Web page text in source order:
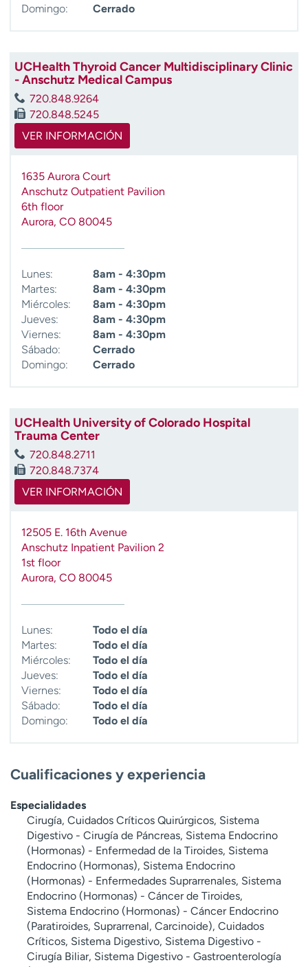
Domingo:
Cerrado
UCHealth Thyroid Cancer Multidisciplinary Clinic
- Anschutz Medical Campus
720.848.9264
720.848.5245
VER INFORMACIÓN
1635 Aurora Court
Anschutz Outpatient Pavilion
6th floor
Aurora, CO 80045
Lunes:
8am - 4:30pm
Martes:
8am - 4:30pm
Miércoles:
8am - 4:30pm
Jueves:
8am - 4:30pm
Viernes:
8am - 4:30pm
Sábado:
Cerrado
Domingo:
Cerrado
UCHealth University of Colorado Hospital
Trauma Center
720.848.2711
720.848.7374
VER INFORMACIÓN
12505 E. 16th Avenue
Anschutz Inpatient Pavilion 2
1st floor
Aurora, CO 80045
Lunes:
Todo el día
Martes:
Todo el día
Miércoles:
Todo el día
Jueves:
Todo el día
Viernes:
Todo el día
Sábado:
Todo el día
Domingo:
Todo el día
Cualificaciones y experiencia
Especialidades
Cirugía, Cuidados Críticos Quirúrgicos, Sistema
Digestivo - Cirugía de Páncreas, Sistema Endocrino
(Hormonas) - Enfermedad de la Tiroides, Sistema
Endocrino (Hormonas), Sistema Endocrino
(Hormonas) - Enfermedades Suprarrenales, Sistema
Endocrino (Hormonas) - Cáncer de Tiroides,
Sistema Endocrino (Hormonas) - Cáncer Endocrino
(Paratiroides, Suprarrenal, Carcinoide), Cuidados
Críticos, Sistema Digestivo, Sistema Digestivo -
Cirugía Biliar, Sistema Digestivo - Gastroenterología